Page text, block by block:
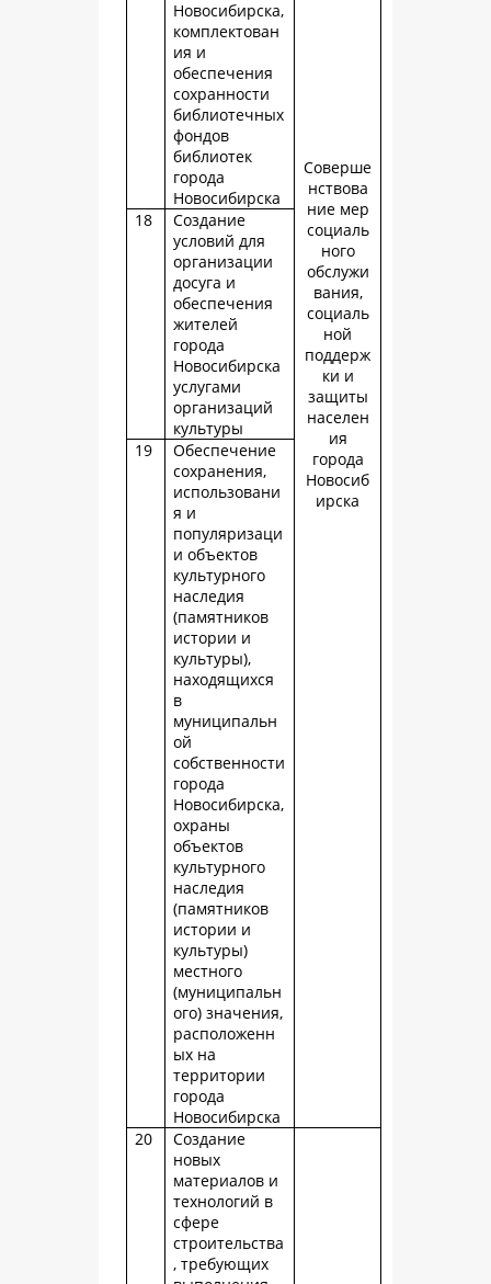
Соверше
нствова
ние мер
социаль
ного
обслужи
вания,
социаль
ной
поддерж
ки и
защиты
населен
ия
города
Новосиб
ирска
Новосибирска,
комплектован
ия и
обеспечения
сохранности
библиотечных
фондов
библиотек
города
Новосибирска
18
Создание
условий для
организации
досуга и
обеспечения
жителей
города
Новосибирска
услугами
организаций
культуры
19
Обеспечение
сохранения,
использовани
я и
популяризаци
и объектов
культурного
наследия
(памятников
истории и
культуры),
находящихся
в
муниципальн
ой
собственности
города
Новосибирска,
охраны
объектов
культурного
наследия
(памятников
истории и
культуры)
местного
(муниципальн
ого) значения,
расположенн
ых на
территории
города
Новосибирска
20
Создание
новых
материалов и
технологий в
сфере
строительства
, требующих